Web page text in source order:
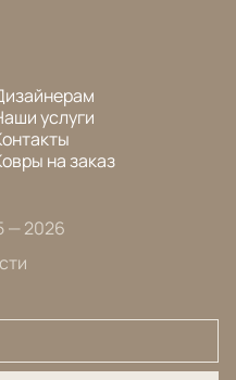
услуги
на заказ
— 2026